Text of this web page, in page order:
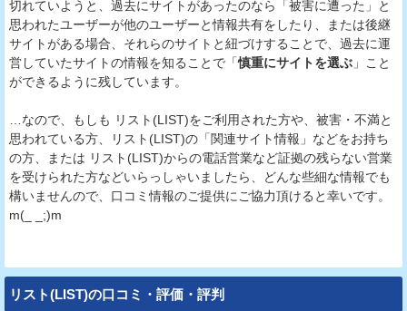
切れていようと、過去にサイトがあったのなら「被害に遭った」と
思われたユーザーが他のユーザーと情報共有をしたり、または後継
サイトがある場合、それらのサイトと紐づけすることで、過去に運
営していたサイトの情報を知ることで「慎重にサイトを選ぶ 」こと
ができるように残しています。
…なので、もしも リスト(LIST)をご利用された方や、被害・不満と
思われている方、リスト(LIST)の「関連サイト情報」などをお持ち
の方、または リスト(LIST)からの電話営業など証拠の残らない営業
を受けられた方などいらっしゃいましたら、どんな些細な情報でも
構いませんので、口コミ情報のご提供にご協力頂けると幸いです。
m(_ _;)m
リスト(LIST)の口コミ・評価・評判